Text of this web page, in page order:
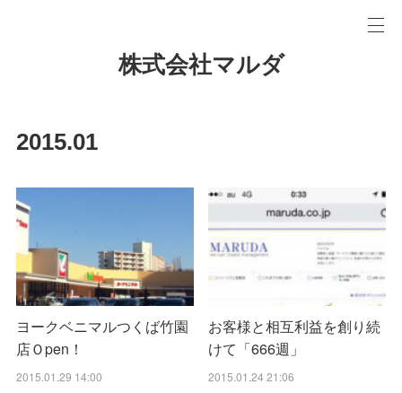
株式会社マルダ
2015.01
ヨークベニマルつくば竹園
店Ｏpen！
2015.01.29 14:00
お客様と相互利益を創り続
けて「666週」
2015.01.24 21:06